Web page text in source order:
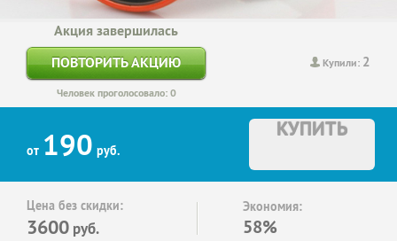
Купили: 2
Акция завершилась
ПОВТОРИТЬ АКЦИЮ
Человек проголосовало: 0
от 190 руб.
КУПИТЬ
Цена без скидки:
3600 руб.
Экономия:
58%